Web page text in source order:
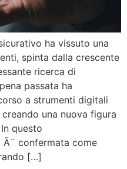
ha vissuto una
spinta dalla crescente
ricerca di
passata ha
a strumenti digitali
una nuova figura
questo
confermata come
[…]